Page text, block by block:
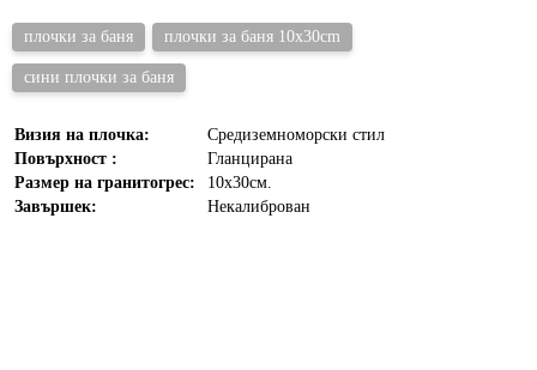
плочки за баня плочки за баня 10x30cm
сини плочки за баня
Визия на плочка:
Средиземноморски стил
Повърхност :
Гланцирана
Размер на гранитогрес:
10х30см.
Завършек:
Некалиброван